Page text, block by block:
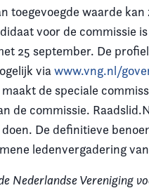
toegevoegde waarde
voor de commissie
25 september. De
viawww.vng.nl/
de speciale
de commissie.
De definitieve
ledenvergadering
Nederlandse Vereniging